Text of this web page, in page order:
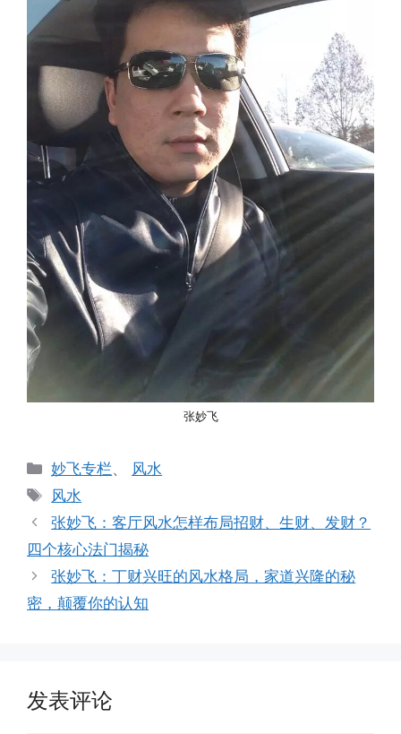
张妙飞
分
类
妙飞专栏、 风水
标
签
风水
张妙飞：客厅风水怎样布局招财、生财、发财？
四个核心法门揭秘
张妙飞：丁财兴旺的风水格局，家道兴隆的秘
密，颠覆你的认知
发表评论